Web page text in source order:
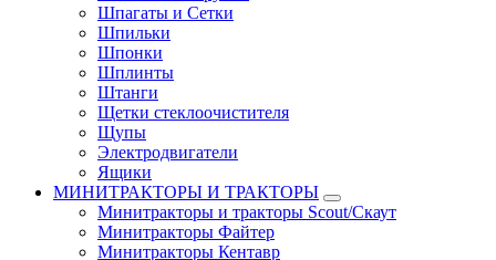
Шпагаты и Сетки
Шпильки
Шпонки
Шплинты
Штанги
Щетки стеклоочистителя
Щупы
Электродвигатели
Ящики
МИНИТРАКТОРЫ И ТРАКТОРЫ
Минитракторы и тракторы Scout/Скаут
Минитракторы Файтер
Минитракторы Кентавр